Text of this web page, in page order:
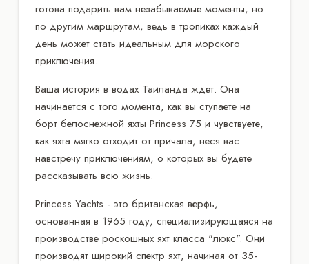
готова подарить вам незабываемые моменты, но
по другим маршрутам, ведь в тропиках каждый
день может стать идеальным для морского
приключения.
Ваша история в водах Таиланда ждет. Она
начинается с того момента, как вы ступаете на
борт белоснежной яхты Princess 75 и чувствуете,
как яхта мягко отходит от причала, неся вас
навстречу приключениям, о которых вы будете
рассказывать всю жизнь.
Princess Yachts - это британская верфь,
основанная в 1965 году, специализирующаяся на
производстве роскошных яхт класса "люкс". Они
производят широкий спектр яхт, начиная от 35-